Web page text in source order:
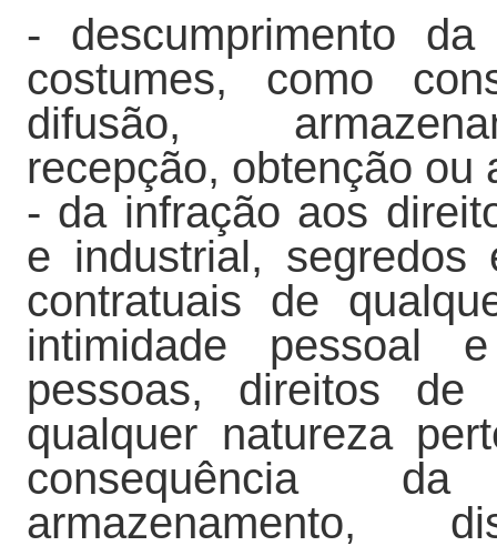
- descumprimento
costumes, como
difusão,
recepção, obtenção ou
- da infração aos
e industrial, segredos
contratuais de
intimidade pessoal
pessoas, direitos
qualquer natureza
consequência
armazenamento,